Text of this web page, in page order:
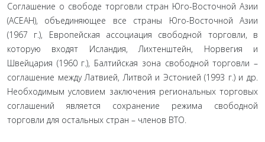
Соглашение о свободе торговли стран Юго-Восточной Азии
(АСЕАН), объединяющее все страны Юго-Восточной Азии
(1967 г.), Европейская ассоциация свободной торговли, в
которую входят Исландия, Лихтенштейн, Норвегия и
Швейцария (1960 г.), Балтийская зона свободной торговли –
соглашение между Латвией, Литвой и Эстонией (1993 г.) и др.
Необходимым условием заключения региональных торговых
соглашений является сохранение режима свободной
торговли для остальных стран – членов ВТО.